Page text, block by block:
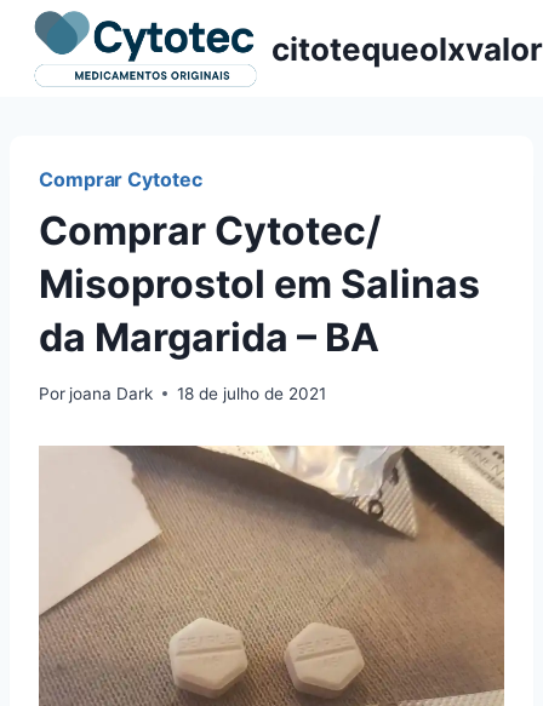
Pular
para
citotequeolxvalor
Comprar Cytotec
Comprar Cytotec/
Misoprostol em Salinas
da Margarida – BA
Por joana Dark 18 de julho de 2021